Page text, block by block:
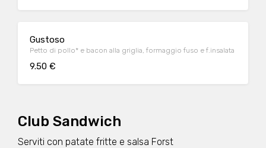
Gustoso
Petto di pollo* e bacon alla griglia, formaggio fuso e f.insalata
9.50 €
Club Sandwich
Serviti con patate fritte e salsa Forst